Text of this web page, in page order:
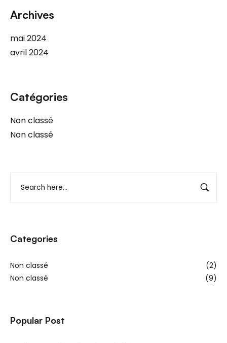
Archives
mai 2024
avril 2024
Catégories
Non classé
Non classé
Categories
Non classé
(2)
Non classé
(9)
Popular Post